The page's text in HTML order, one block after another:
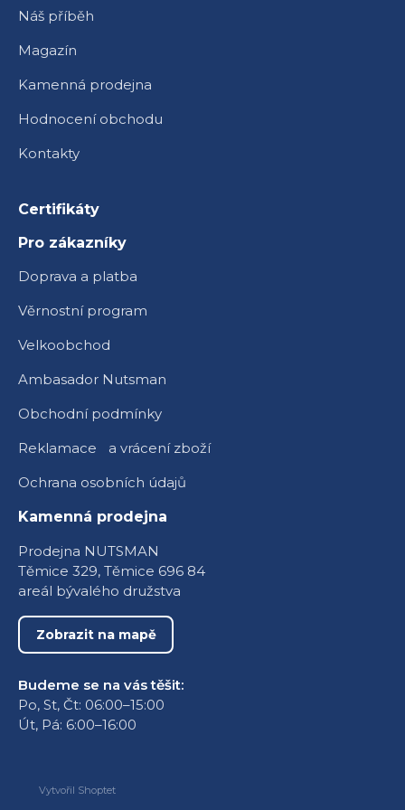
Náš příběh
Magazín
Kamenná prodejna
Hodnocení obchodu
Kontakty
Certifikáty
Pro zákazníky
Doprava a platba
Věrnostní program
Velkoobchod
Ambasador Nutsman
Obchodní podmínky
Reklamace a vrácení zboží
Ochrana osobních údajů
Kamenná prodejna
Prodejna NUTSMAN
Těmice 329, Těmice 696 84
areál bývalého družstva
Zobrazit na mapě
Budeme se na vás těšit:
Po, St, Čt: 06:00–15:00
Út, Pá: 6:00–16:00
Vytvořil Shoptet